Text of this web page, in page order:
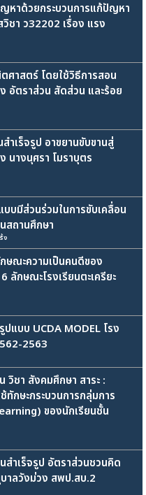
หาด้วยกระบวนการแก้ปัญหา
ชา ว32202 เรื่อง แรง
าสตร์ โดยใช้วิธีการสอน
อัตราส่วน สัดส่วน และร้อย
ำเร็จรูป อาขยานขับขานสู่
นางนุศรา โมราบุตร
บมีส่วนร่วมในการขับเคลื่อน
สถานศึกษา
ง
ษณะความเป็นคนดีของ
ลักษณะโรงเรียนตะเครียะ
แบบ UCDA MODEL โรง
2563
ชา สังคมศึกษา สาระ :
ทักษะกระบวนการกลุ่มการ
ของนักเรียนชั้น
ำเร็จรูป อัตราส่วนชวนคิด
าลวังม่วง สพป.สบ.2